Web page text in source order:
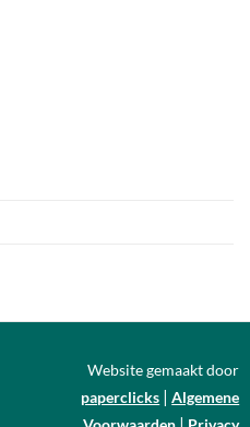
Website gemaakt door
paperclicks |Algemene